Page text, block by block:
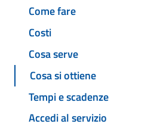
Come fare
Costi
Cosa serve
Cosa si ottiene
Tempi e scadenze
Accedi al servizio